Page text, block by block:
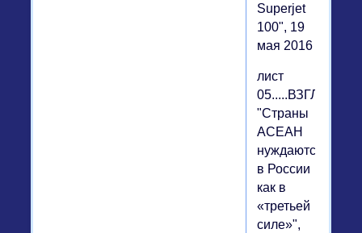
Superjet
100", 19
мая 2016
лист
05.....ВЗГЛЯД,
"Страны
АСЕАН
нуждаются
в России
как в
«третьей
силе»",